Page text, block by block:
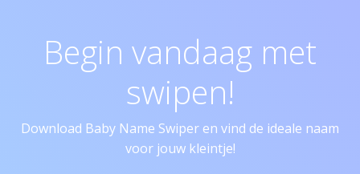
Begin vandaag met
swipen!
Download Baby Name Swiper en vind de ideale naam
voor jouw kleintje!